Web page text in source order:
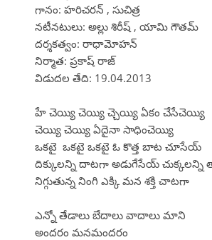
గానం: హరిచరన్ , సుచిత్ర
నటీనటులు: అల్లు శిరీష్ , యామి గౌతమ్
దర్శకత్వం: రాధామోహన్
నిర్మాత: ప్రకాష్ రాజ్
విడుదల తేది: 19.04.2013
హే చెయ్యి చెయ్యి చ్చెయ్యి ఏకం చేసేచెయ్యి
చెయ్యి చెయ్యి ఏదైనా సాధించెయ్యి
ఒకటై ఒకటై ఒకటై ఓ కొత్త బాట చూసేయ్
దిక్కులన్ని దాటగా అడుగేసేయ్ చుక్కలన్ని
నిగ్గుతున్న నింగి ఎక్కి మన శక్తి చాటగా
ఎన్నో తేడాలు బేదాలు వాదాలు మాని
అందరం మనమందరం